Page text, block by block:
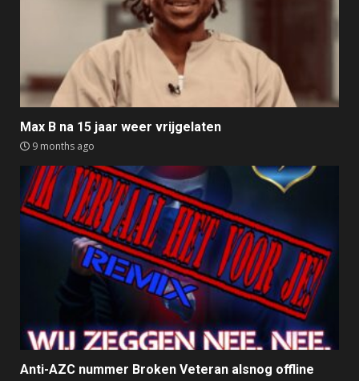
Max B na 15 jaar weer vrijgelaten
9 months ago
Anti-AZC nummer Broken Veteran alsnog offline